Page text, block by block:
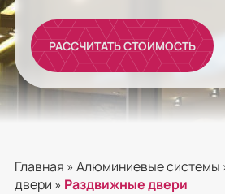
РАССЧИТАТЬ СТОИМОСТЬ
Главная » Алюминиевые системы
двери » Раздвижные двери